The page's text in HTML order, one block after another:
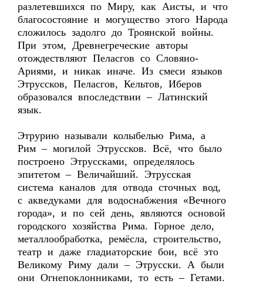
разлетевшихся по Миру, как Аисты, и что
благосостояние и могущество этого Народа
сложилось задолго до Троянской войны.
При этом, Древнегреческие авторы
отождествляют Пеласгов со Словяно-
Ариями, и никак иначе. Из смеси языков
Этруссков, Пеласгов, Кельтов, Иберов
образовался впоследствии – Латинский
язык.
Этрурию называли колыбелью Рима, а
Рим – могилой Этруссков. Всё, что было
построено Этруссками, определялось
эпитетом – Величайший. Этрусская
система каналов для отвода сточных вод,
с акведуками для водоснабжения «Вечного
города», и по сей день, являются основой
городского хозяйства Рима. Горное дело,
металлообработка, ремёсла, строительство,
театр и даже гладиаторские бои, всё это
Великому Риму дали – Этрусски. А были
они Огнепоклонниками, то есть – Гетами.